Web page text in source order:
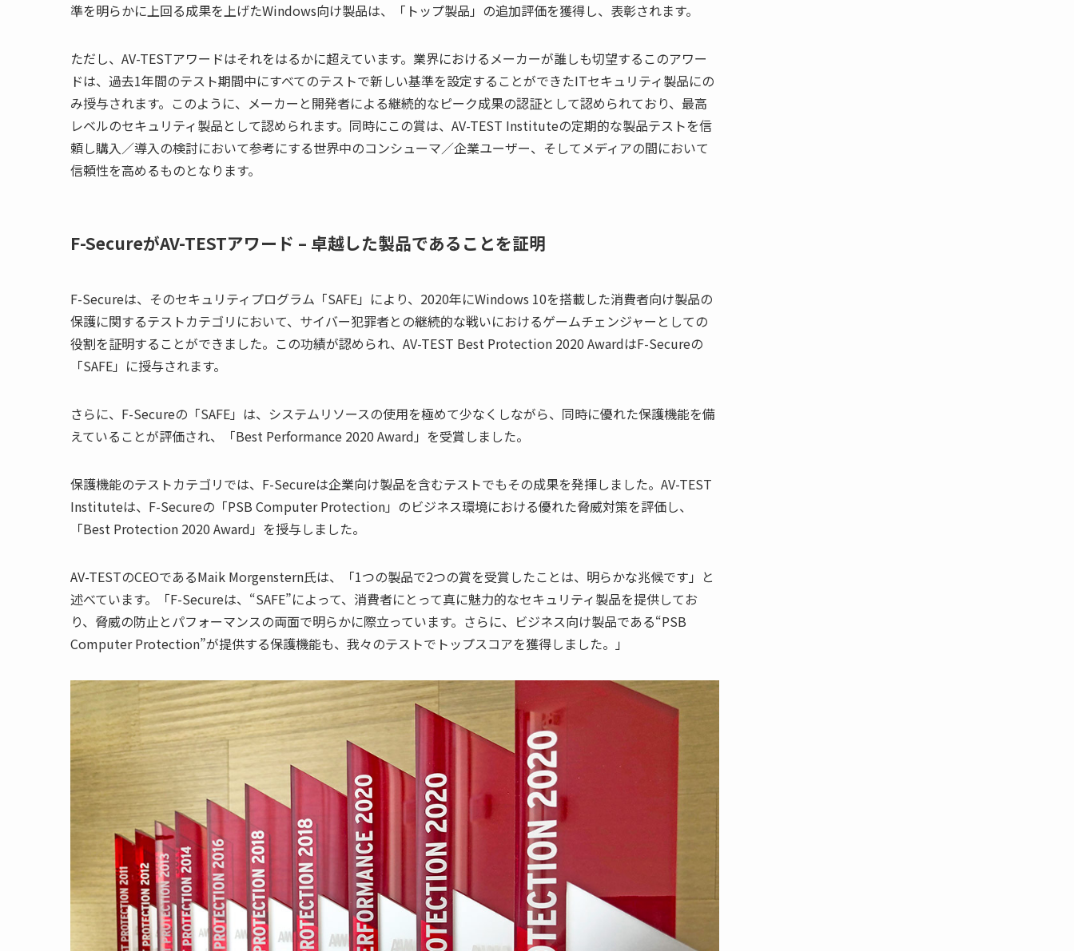
準を明らかに上回る成果を上げたWindows向け製品は、「トップ製品」の追加評価を獲得し、表彰されます。
ただし、 AV-TESTアワードはそれをはるかに超えています。業界におけるメーカーが誰しも切望するこのアワー
ドは、過去1年間のテスト期間中にすべてのテストで新しい基準を設定することができたITセキュリティ製品にの
み授与されます。このように、メーカーと開発者による継続的なピーク成果の認証として認められており、最高
レベルのセキュリティ製品として認められます。同時にこの賞は、 AV-TEST Instituteの定期的な製品テストを信
頼し購入／導入の検討において参考にする世界中のコンシューマ／企業ユーザー、そしてメディアの間において
信頼性を高めるものとなります。
F-SecureがAV-TESTアワード – 卓越した製品であることを証明
F-Secureは、そのセキュリティプログラム「SAFE」により、 2020年にWindows 10を搭載した消費者向け製品の
保護に関するテストカテゴリにおいて、サイバー犯罪者との継続的な戦いにおけるゲームチェンジャーとしての
役割を証明することができました。この功績が認められ、 AV-TEST Best Protection 2020 AwardはF-Secureの
「SAFE」に授与されます。
さらに、 F-Secureの「SAFE」は、システムリソースの使用を極めて少なくしながら、同時に優れた保護機能を備
えていることが評価され、「Best Performance 2020 Award 」を受賞しました。
保護機能のテストカテゴリでは、 F-Secureは企業向け製品を含むテストでもその成果を発揮しました。 AV-TEST
Instituteは、 F-Secureの「PSB Computer Protection」のビジネス環境における優れた脅威対策を評価し、
「Best Protection 2020 Award 」を授与しました。
AV-TESTのCEOであるMaik Morgenstern氏は、「1つの製品で2つの賞を受賞したことは、明らかな兆候です」と
述べています。「F-Secureは、 “SAFE”によって、消費者にとって真に魅力的なセキュリティ製品を提供してお
り、脅威の防止とパフォーマンスの両面で明らかに際立っています。さらに、ビジネス向け製品である“PSB
Computer Protection”が提供する保護機能も、我々のテストでトップスコアを獲得しました。」